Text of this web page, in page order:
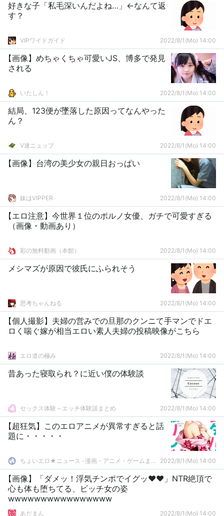
好きな子「私毛深いんだよね…」←なんて返
す？
VIPワイドガイド 2022/8/1(Mo) 14:00
【画像】めちゃくちゃ可愛いJS、博多で発見
される
いたしん！ 2022/8/1(Mo) 14:00
結局、123便が墜落した原因ってなんやった
ん？
V速ニュップ 2022/8/1(Mo) 14:00
【画像】台湾の美少女の親日おっぱい
妹はVIPPER 2022/8/1(Mo) 14:00
【エロ注意】今世界１位のポルノ女優、ガチで可愛すぎる
（画像・動画あり）
彩の無料動画（本館） 2022/8/1(Mo) 14:00
メシマズが原因で彼氏にふられそう
思考ちゃんねる 2022/8/1(Mo) 14:00
【個人撮影】夫婦の営みでの旦那のクンニて手マンでドエ
ロく喘ぐ嫁が相当エロい素人夫婦の投稿映像がこちら
エロ道の極み 2022/8/1(Mo) 14:00
昔あった寝取られ？に近い僕の体験談
セックス体験～エッチ体験談まとめ 2022/8/1(Mo) 14:00
【超狂気】このエロアニメが異常すぎると話
題に・・・・・
ちょいエロ★ニュース -漫画・アニメ・ゲームまとめ- 2022/8/1(Mo) 14:00
【画像】「ダメッ！浮気チンポでイグッ❤︎❤︎」NTR絶頂で
心も体も堕ちてる、ビッチ女の姿
wwwwwwwwwwwwwwww
あだまん 2022/8/1(Mo) 14:00